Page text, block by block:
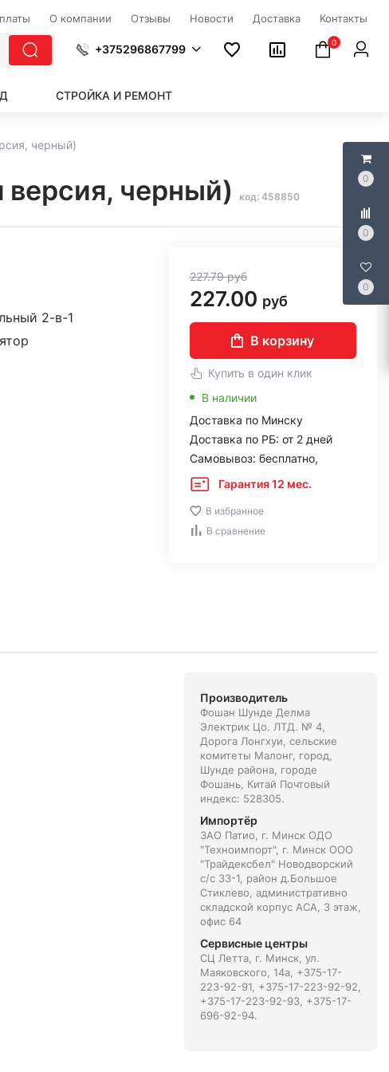
0
0
0
О компании Отзывы Новости Доставка Контакты
+375296867799
0
СТРОЙКА И РЕМОНТ
черный)
черный) код: 458850
2-в-1
227.79руб
227.00 руб
В корзину
Купить в один клик
В наличии
Доставка по Минску
Доставка по РБ: от 2 дней
Самовывоз: бесплатно,
Гарантия 12 мес.
В избранное
В сравнение
Производитель
Фошан Шунде Делма
Электрик Цо. ЛТД. № 4,
Дорога Лонгхуи, сельские
комитеты Малонг, город,
Шунде района, городе
Фошань, Китай Почтовый
индекс: 528305.
Импортёр
ЗАО Патио, г. Минск ОДО
"Техноимпорт", г. Минск ООО
"Трайдексбел" Новодворский
с/с 33-1, район д.Большое
Стиклево, административно
складской корпус АСА, 3 этаж,
офис 64
Сервисные центры
СЦ Летта, г. Минск, ул.
Маяковского, 14а, +375-17-
223-92-91, +375-17-223-92-92,
+375-17-223-92-93, +375-17-
696-92-94.